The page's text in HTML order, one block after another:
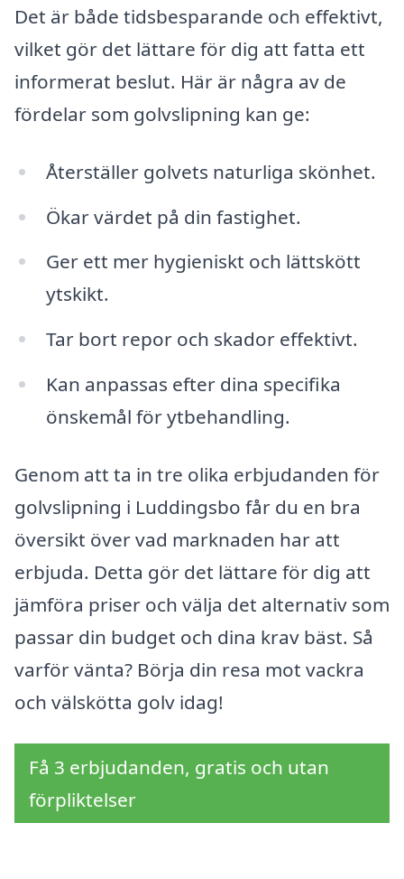
Det är både tidsbesparande och effektivt,
vilket gör det lättare för dig att fatta ett
informerat beslut. Här är några av de
fördelar som golvslipning kan ge:
Återställer golvets naturliga skönhet.
Ökar värdet på din fastighet.
Ger ett mer hygieniskt och lättskött
ytskikt.
Tar bort repor och skador effektivt.
Kan anpassas efter dina specifika
önskemål för ytbehandling.
Genom att ta in tre olika erbjudanden för
golvslipning i Luddingsbo får du en bra
översikt över vad marknaden har att
erbjuda. Detta gör det lättare för dig att
jämföra priser och välja det alternativ som
passar din budget och dina krav bäst. Så
varför vänta? Börja din resa mot vackra
och välskötta golv idag!
Få 3 erbjudanden, gratis och utan
förpliktelser